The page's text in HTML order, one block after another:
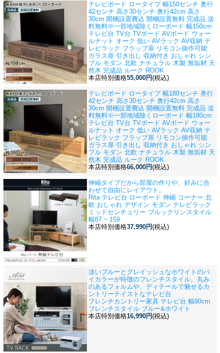
テレビボード ロータイプ 幅150センチ 奥行
42センチ 高さ30センチ 奥行42cm 高さ
30cm 開梱設置費込 開梱設置無料 完成品 送
料無料※一部地域除く ローボード 幅150cm
テレビ台 TV台 TVボード AVボード ウォー
ルナット オーク 低い AVラック AV収納 テ
レビラック フラップ扉 リモコン操作可能
ガラス扉 引き出し 収納付き おしゃれ シン
プル モダン 北欧 ナチュラル 木製 無垢材 天
然木 完成品 ルーク ROOK
本店特別価格55,000円(税込)
テレビボード ロータイプ 幅180センチ 奥行
42センチ 高さ30センチ 奥行42cm 高さ
30cm 開梱設置費込 開梱設置無料 完成品 送
料無料※一部地域除く ローボード 幅180cm
テレビ台 TV台 TVボード AVボード ウォー
ルナット オーク 低い AVラック AV収納 テ
レビラック フラップ扉 リモコン操作可能
ガラス扉 引き出し 収納付き おしゃれ シン
プル モダン 北欧 ナチュラル 木製 無垢材 天
然木 完成品 ルーク ROOK
本店特別価格66,000円(税込)
伸縮タイプだから部屋の作りや、好みに合
わせて自由にレイアウト。
Rita テレビ台 ローボード 伸縮 コーナー 北
欧 おしゃれ デザイン モダン テレビラック
ミッドセンチュリー ブルックリンスタイル
幅87 ~ 159
本店特別価格37,990円(税込)
淡いブルーとグレイッシュなホワイトのバ
イカラーが特徴のフレンチスタイル。丸み
のあるフォルムや、ディテールで魅せるカ
ントリーテイストなテレビ台
フレンチカントリー家具 テレビ台 幅80cm
フレンチスタイル ブルー&ホワイト
本店特別価格16,990円(税込)